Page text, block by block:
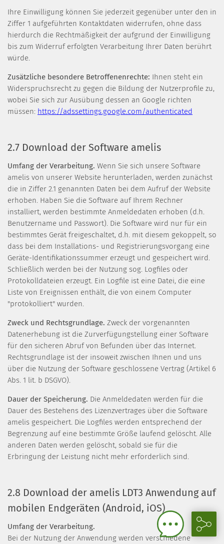
Ihre Einwilligung können Sie jederzeit gegenüber unter den in
Ziffer 1 aufgeführten Kontaktdaten widerrufen, ohne dass
hierdurch die Rechtmäßigkeit der aufgrund der Einwilligung
bis zum Widerruf erfolgten Verarbeitung Ihrer Daten berührt
würde.
Zusätzliche besondere Betroffenenrechte: Ihnen steht ein
Widerspruchsrecht zu gegen die Bildung der Nutzerprofile zu,
wobei Sie sich zur Ausübung dessen an Google richten
müssen: https://adssettings.google.com/authenticated
2.7 Download der Software amelis
Umfang der Verarbeitung. Wenn Sie sich unsere Software
amelis von unserer Website herunterladen, werden zunächst
die in Ziffer 2.1 genannten Daten bei dem Aufruf der Website
erhoben. Haben Sie die Software auf Ihrem Rechner
installiert, werden bestimmte Anmeldedaten erhoben (d.h.
Benutzername und Passwort). Die Software wird nur für ein
bestimmtes Gerät freigeschaltet, d.h. mit diesem gekoppelt, so
dass bei dem Installations- und Registrierungsvorgang eine
Geräte-Identifikationssummer erzeugt und gespeichert wird.
Schließlich werden bei der Nutzung sog. Logfiles oder
Protokolldateien erzeugt. Ein Logfile ist eine Datei, die eine
Liste von Ereignissen enthält, die von einem Computer
"protokolliert" wurden.
Zweck und Rechtsgrundlage. Zweck der vorgenannten
Datenerhebung ist die Zurverfügungstellung einer Software
für den sicheren Abruf von Befunden über das Internet.
Rechtsgrundlage ist der insoweit zwischen Ihnen und uns
über die Nutzung der Software geschlossene Vertrag (Artikel 6
Abs. 1 lit. b DSGVO).
Dauer der Speicherung. Die Anmeldedaten werden für die
Dauer des Bestehens des Lizenzvertrages über die Software
amelis gespeichert. Die Logfiles werden entsprechend der
Begrenzung auf eine bestimmte Größe laufend gelöscht. Alle
anderen Daten werden gelöscht, sobald sie für die
Erbringung der Leistung nicht mehr erforderlich sind.
2.8 Download der amelis LDT3 Anwendung auf
mobilen Endgeräten (Android, iOS)
Umfang der Verarbeitung.
Bei der Nutzung der Anwendung werden verschiedene